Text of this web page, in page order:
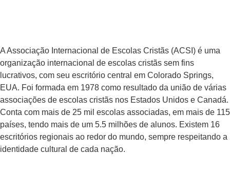
A Associação Internacional de Escolas Cristãs (ACSI) é uma
organização internacional de escolas cristãs sem fins
lucrativos, com seu escritório central em Colorado Springs,
EUA. Foi formada em 1978 como resultado da união de várias
associações de escolas cristãs nos Estados Unidos e Canadá.
Conta com mais de 25 mil escolas associadas, em mais de 115
países, tendo mais de um 5.5 milhões de alunos. Existem 16
escritórios regionais ao redor do mundo, sempre respeitando a
identidade cultural de cada nação.